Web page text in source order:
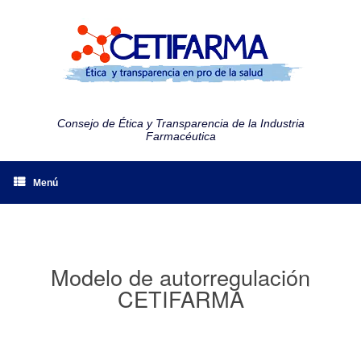
Consejo de Ética y Transparencia de la Industria
Farmacéutica
Menú
Modelo de autorregulación
CETIFARMA